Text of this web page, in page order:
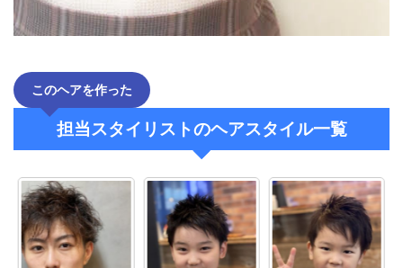
このヘアを作った
担当スタイリストのヘアスタイル一覧